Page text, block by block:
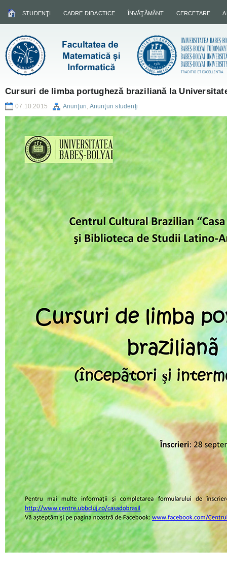
STUDENŢI CADRE DIDACTICE ÎNVĂŢĂMÂNT CERCETARE
Cursuri de limba portugheză braziliană la
07.10.2015 Anunţuri, Anunţuri studenţi